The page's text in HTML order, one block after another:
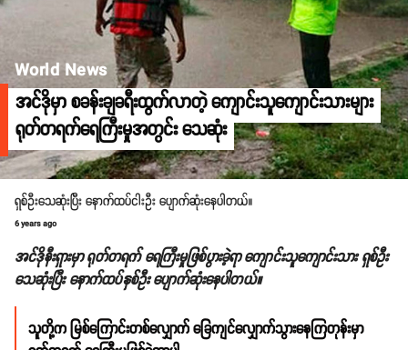
World News
အင်ဒိုမှာ စခန်းချခရီးထွက်လာတဲ့ ကျောင်းသူကျောင်းသားများ
ရုတ်တရက်ရေကြီးမှုအတွင်း သေဆုံး
ရှစ်ဦးသေဆုံးပြီး နောက်ထပ်ငါးဦး ပျောက်ဆုံးနေပါတယ်။
6 years ago
အင်ဒိုနီးရှားမှာ ရုတ်တရက် ရေကြီးမှုဖြစ်ပွားခဲ့ရာ ကျောင်းသူကျောင်းသား ရှစ်ဦး
သေဆုံးပြီး နောက်ထပ်နှစ်ဦး ပျောက်ဆုံးနေပါတယ်။
သူတို့က မြစ်ကြောင်းတစ်လျှောက် ခြေကျင်လျှောက်သွားနေကြတုန်းမှာ